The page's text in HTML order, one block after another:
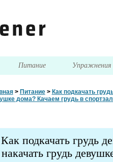
Питание Упражнения
> Питание> Как подкачать
дома? Качаем грудь в
Как подкачать грудь
накачать грудь